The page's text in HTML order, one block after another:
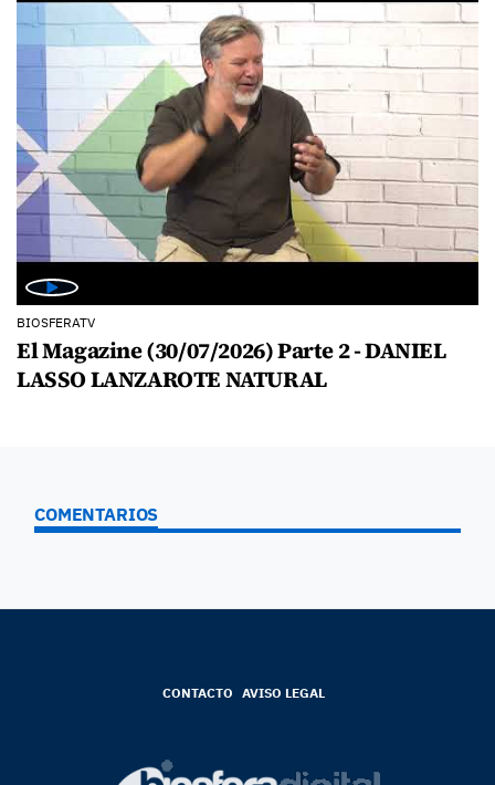
BIOSFERATV
El Magazine (30/07/2026) Parte 2 - DANIEL
LASSO LANZAROTE NATURAL
COMENTARIOS
CONTACTO AVISO LEGAL